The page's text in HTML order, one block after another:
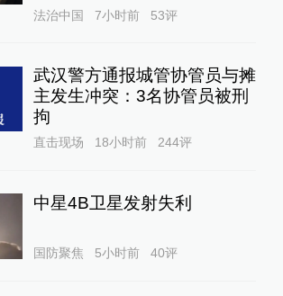
法治中国 7小时前 53评
武汉警方通报城管协管员与摊
主发生冲突：3名协管员被刑
拘
直击现场 18小时前 244评
中星4B卫星发射失利
国防聚焦 5小时前 40评